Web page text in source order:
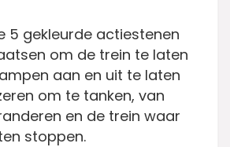
5 gekleurde actiestenen
om de trein te laten
aan en uit te laten
om te tanken, van
en de trein waar
stoppen.